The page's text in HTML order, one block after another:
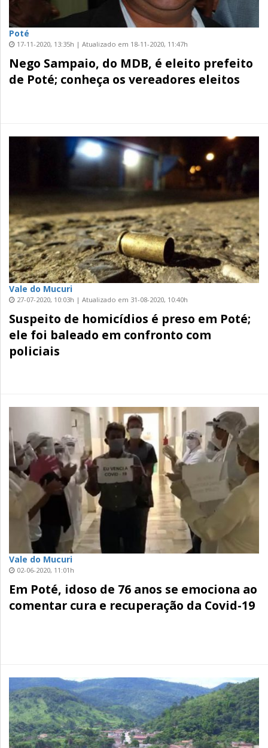
Poté
17-11-2020, 13:35h | Atualizado em 18-11-2020, 11:47h
Nego Sampaio, do MDB, é eleito prefeito
de Poté; conheça os vereadores eleitos
Vale do Mucuri
27-07-2020, 10:03h | Atualizado em 31-08-2020, 10:40h
Suspeito de homicídios é preso em Poté;
ele foi baleado em confronto com
policiais
Vale do Mucuri
02-06-2020, 11:01h
Em Poté, idoso de 76 anos se emociona ao
comentar cura e recuperação da Covid-19